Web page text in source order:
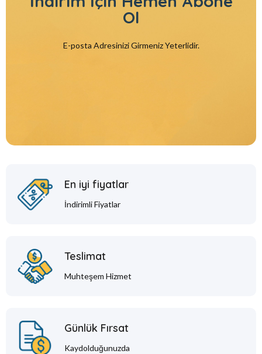
Ol
E-posta Adresinizi Girmeniz Yeterlidir.
En iyi fiyatlar
İndirimli Fiyatlar
Teslimat
Muhteşem Hizmet
Günlük Fırsat
Kaydolduğunuzda